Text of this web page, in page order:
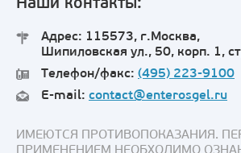
Наши контакты:
Адрес: 115573, г.Москва,
Шипиловская ул., 50, корп. 1,
Телефон/факс: (495) 223-9100
E-mail: contact@enterosgel.ru
ИМЕЮТСЯ ПРОТИВОПОКАЗАНИЯ.
ПРИМЕНЕНИЕМ НЕОБХОДИМО